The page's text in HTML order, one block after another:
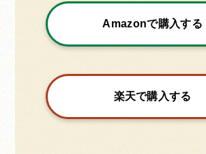
Amazonで購入する
楽天で購入する